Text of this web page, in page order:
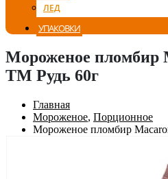
ЛЕД
УПАКОВКИ
Мороженое пломбир
ТМ Рудь 60г
Главная
Мороженое, Порционное
Мороженое пломбир